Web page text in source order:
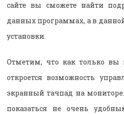
сайте вы сможете найти
данных программах, а в данной
установки.
Отметим, что как только вы
откроется возможность
экранный тачпад на
показаться не очень